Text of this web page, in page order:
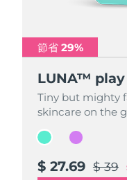
節省 29%
LUNA™ play
Tiny but mighty
skincare on the
$ 27.69 $ 39
節省 29%
LUNA™ play
Tiny but mighty
skincare on the
$ 27.69 $ 39